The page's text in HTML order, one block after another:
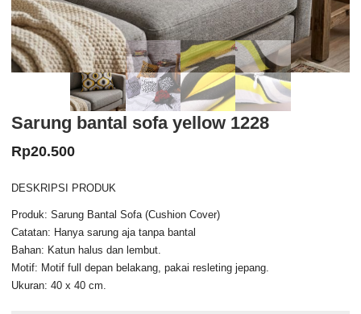
Sarung bantal sofa yellow 1228
Rp20.500
DESKRIPSI PRODUK
Produk: Sarung Bantal Sofa (Cushion Cover)
Catatan: Hanya sarung aja tanpa bantal
Bahan: Katun halus dan lembut.
Motif: Motif full depan belakang, pakai resleting jepang.
Ukuran: 40 x 40 cm.